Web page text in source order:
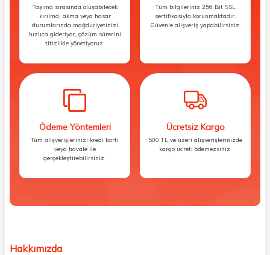
Taşıma sırasında oluşabilecek
kırılma, akma veya hasar
durumlarında mağduriyetinizi
hızlıca gideriyor, çözüm sürecini
titizlikle yönetiyoruz.
Tüm bilgileriniz 256 Bit SSL
sertifikasıyla korunmaktadır.
Güvenle alışveriş yapabilirsiniz.
Ödeme Yöntemleri
Tüm alışverişlerinizi kredi kartı
veya havale ile
gerçekleştirebilirsiniz.
Ücretsiz Kargo
500 TL ve üzeri alışverişlerinizde
kargo ücreti ödemezsiniz.
Hakkımızda